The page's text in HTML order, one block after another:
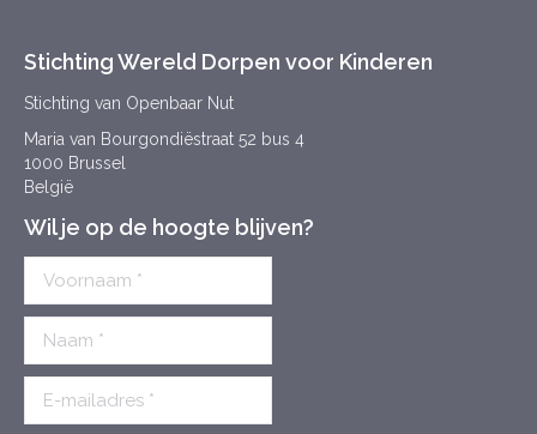
Stichting Wereld Dorpen voor Kinderen
Stichting van Openbaar Nut
Maria van Bourgondiëstraat 52 bus 4
1000 Brussel
België
Wil je op de hoogte blijven?